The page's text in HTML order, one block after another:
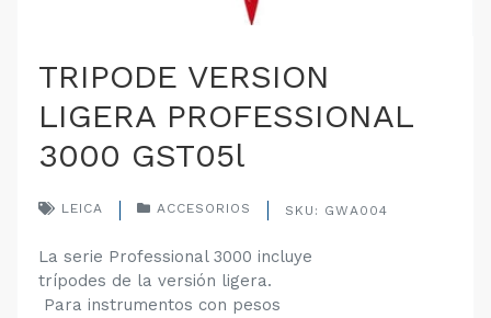
TRIPODE VERSION
LIGERA PROFESSIONAL
3000 GST05l
LEICA ACCESORIOS SKU: GWA004
La serie Professional 3000 incluye
trípodes de la versión ligera.
 Para instrumentos con pesos